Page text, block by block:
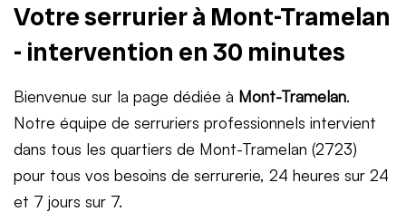
Votre serrurier à Mont-Tramelan
- intervention en 30 minutes
Bienvenue sur la page dédiée à Mont-Tramelan.
Notre équipe de serruriers professionnels intervient
dans tous les quartiers de Mont-Tramelan (2723)
pour tous vos besoins de serrurerie, 24 heures sur 24
et 7 jours sur 7.